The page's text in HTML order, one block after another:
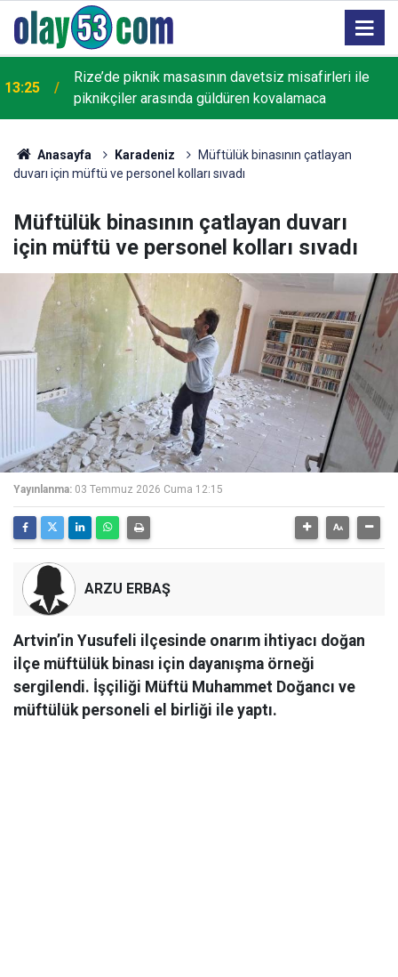
13:25
Rize’de piknik masasının davetsiz misafirleri ile
piknikçiler arasında güldüren kovalamaca
Anasayfa Karadeniz
Müftülük binasının çatlayan
duvarı için müftü ve personel kolları sıvadı
Müftülük binasının çatlayan duvarı
için müftü ve personel kolları sıvadı
Yayınlanma: 03 Temmuz 2026 Cuma 12:15
ARZU ERBAŞ
Artvin’in Yusufeli ilçesinde onarım ihtiyacı doğan
ilçe müftülük binası için dayanışma örneği
sergilendi. İşçiliği Müftü Muhammet Doğancı ve
müftülük personeli el birliği ile yaptı.